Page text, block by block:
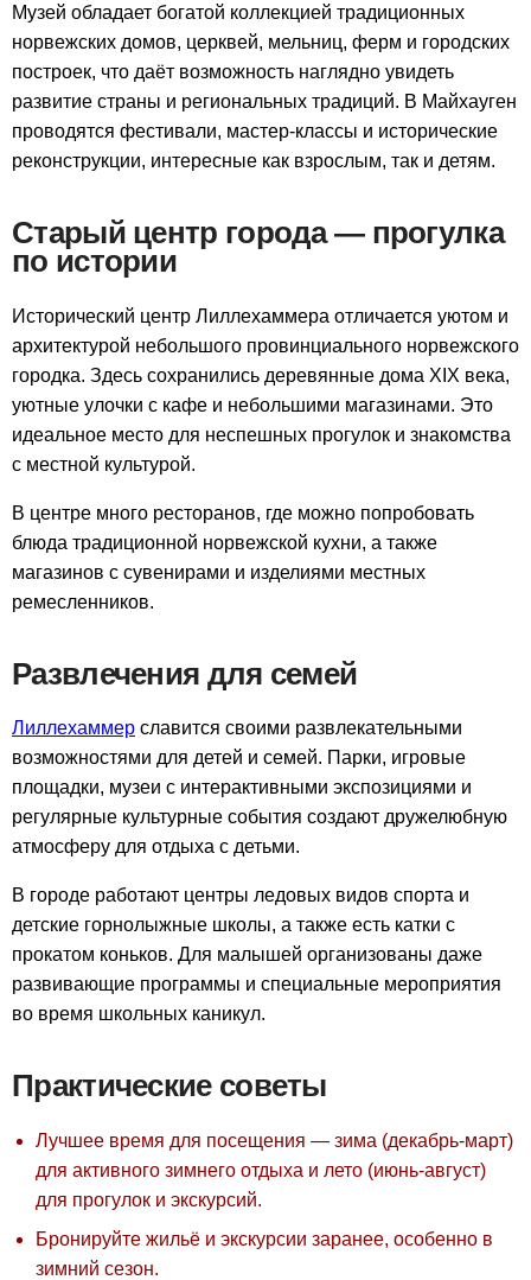
Музей обладает богатой коллекцией традиционных
норвежских домов, церквей, мельниц, ферм и городских
построек, что даёт возможность наглядно увидеть
развитие страны и региональных традиций. В Майхауген
проводятся фестивали, мастер-классы и исторические
реконструкции, интересные как взрослым, так и детям.
Старый центр города — прогулка
по истории
Исторический центр Лиллехаммера отличается уютом и
архитектурой небольшого провинциального норвежского
городка. Здесь сохранились деревянные дома XIX века,
уютные улочки с кафе и небольшими магазинами. Это
идеальное место для неспешных прогулок и знакомства
с местной культурой.
В центре много ресторанов, где можно попробовать
блюда традиционной норвежской кухни, а также
магазинов с сувенирами и изделиями местных
ремесленников.
Развлечения для семей
Лиллехаммер славится своими развлекательными
возможностями для детей и семей. Парки, игровые
площадки, музеи с интерактивными экспозициями и
регулярные культурные события создают дружелюбную
атмосферу для отдыха с детьми.
В городе работают центры ледовых видов спорта и
детские горнолыжные школы, а также есть катки с
прокатом коньков. Для малышей организованы даже
развивающие программы и специальные мероприятия
во время школьных каникул.
Практические советы
Лучшее время для посещения — зима (декабрь-март)
для активного зимнего отдыха и лето (июнь-август)
для прогулок и экскурсий.
Бронируйте жильё и экскурсии заранее, особенно в
зимний сезон.